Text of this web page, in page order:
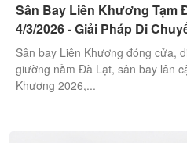
Sân Bay Liên Khương Tạm
4/3/2026 - Giải Pháp Di
Sân bay Liên Khương đóng cửa,
giường nằm Đà Lạt, sân bay lân
Khương 2026,...